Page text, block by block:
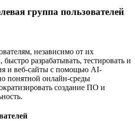
группа пользователей
независимо от их
разрабатывать, тестировать и
и веб-сайты с помощью AI-
понятной онлайн-среды
создание ПО и